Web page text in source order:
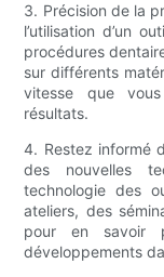
3. Précision de la
l’utilisation d’un
procédures
sur différents
vitesse que
résultats.
4. Restez informé
des nouvelles
technologie des
ateliers, des
pour en savoir
développements